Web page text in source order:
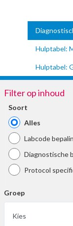
Hulptabel:
Hulptabel:
Filter op inhoud
Soort
Alles
Labcode
Diagnostische
Protocol
Groep
Kies